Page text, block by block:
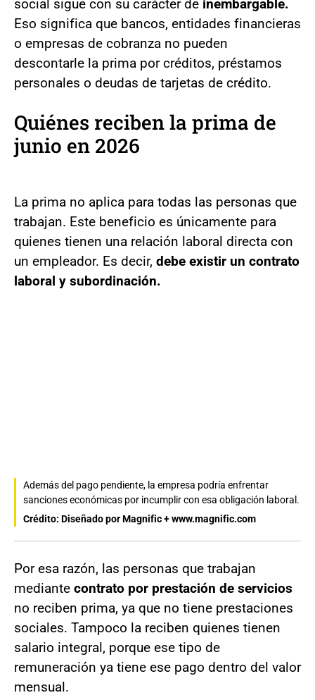
social sigue con su carácter de inembargable.
Eso significa que bancos, entidades financieras
o empresas de cobranza no pueden
descontarle la prima por créditos, préstamos
personales o deudas de tarjetas de crédito.
Quiénes reciben la prima de
junio en 2026
La prima no aplica para todas las personas que
trabajan. Este beneficio es únicamente para
quienes tienen una relación laboral directa con
un empleador. Es decir, debe existir un contrato
laboral y subordinación.
Además del pago pendiente, la empresa podría enfrentar
sanciones económicas por incumplir con esa obligación laboral.
Crédito: Diseñado por Magnific + www.magnific.com
Por esa razón, las personas que trabajan
mediante contrato por prestación de servicios
no reciben prima, ya que no tiene prestaciones
sociales. Tampoco la reciben quienes tienen
salario integral, porque ese tipo de
remuneración ya tiene ese pago dentro del valor
mensual.